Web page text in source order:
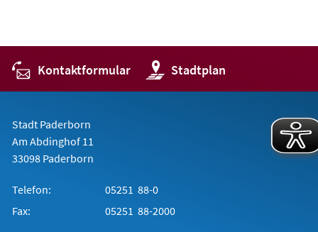
Kontaktformular Stadtplan
(Öffnet
in
einem
Stadt Paderborn
Am Abdinghof 11
33098 Paderborn
Telefon:
05251 88-0
Fax:
05251 88-2000